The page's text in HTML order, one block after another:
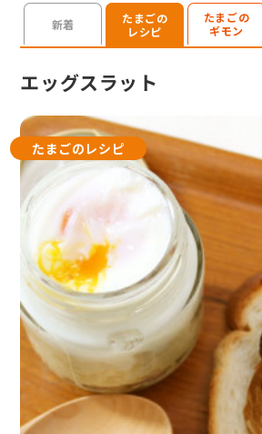
新着
たまごの
レシピ
たまごの
ギモン
検索を開く
エッグスラット
たまごのレシピ